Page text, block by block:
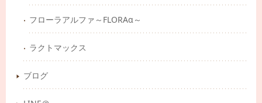
フローラアルファ～FLORAα～
ラクトマックス
ブログ